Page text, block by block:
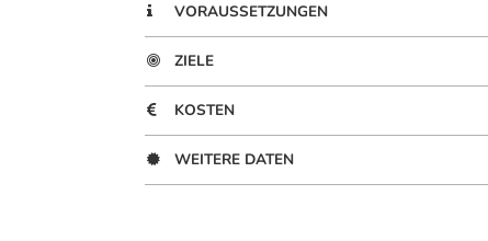
VORAUSSETZUNGEN
ZIELE
KOSTEN
WEITERE DATEN